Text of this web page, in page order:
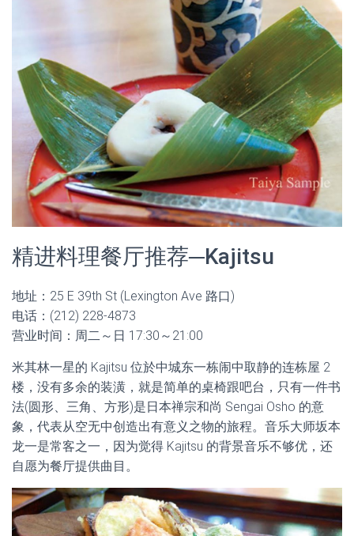
精进料理餐厅推荐─Kajitsu
地址：25 E 39th St (Lexington Ave 路口)
电话：(212) 228-4873
营业时间：周二～日 17:30～21:00
米其林一星的 Kajitsu 位於中城东一栋闹中取静的连栋屋 2
楼，没有多余的装潢，就是简单的桌椅跟吧台，只有一件书
法(圆形、三角、方形)是日本禅宗和尚 Sengai Osho 的意
象，代表从空无中创造出有意义之物的旅程。音乐大师坂本
龙一是常客之一，因为觉得 Kajitsu 的背景音乐不够优，还
自愿为餐厅提供曲目。